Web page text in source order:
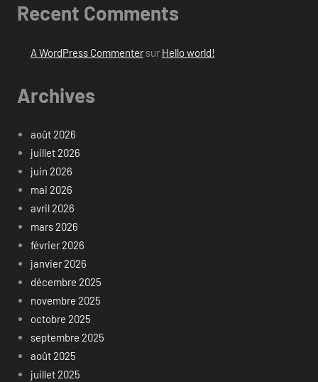
Recent Comments
A WordPress Commentersur Hello world!
Archives
août 2026
juillet 2026
juin 2026
mai 2026
avril 2026
mars 2026
février 2026
janvier 2026
décembre 2025
novembre 2025
octobre 2025
septembre 2025
août 2025
juillet 2025